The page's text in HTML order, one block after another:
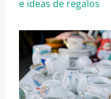
e ideas de regalos